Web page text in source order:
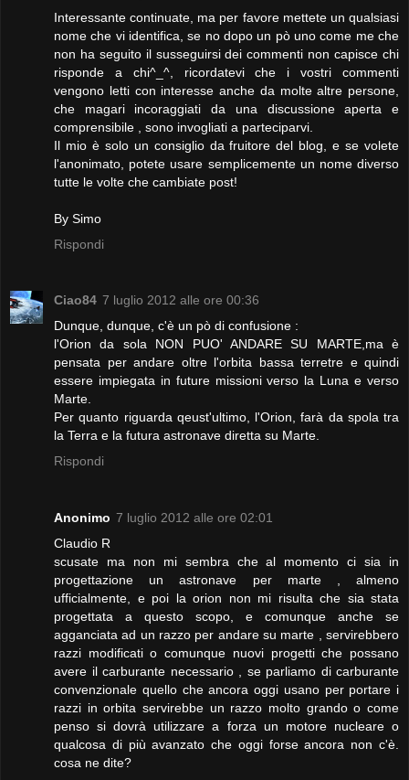
Interessante continuate, ma per favore mettete un qualsiasi
nome che vi identifica, se no dopo un pò uno come me che
non ha seguito il susseguirsi dei commenti non capisce chi
risponde a chi^_^, ricordatevi che i vostri commenti
vengono letti con interesse anche da molte altre persone,
che magari incoraggiati da una discussione aperta e
comprensibile , sono invogliati a parteciparvi.
Il mio è solo un consiglio da fruitore del blog, e se volete
l'anonimato, potete usare semplicemente un nome diverso
tutte le volte che cambiate post!
By Simo
Rispondi
Ciao84 7 luglio 2012 alle ore 00:36
Dunque, dunque, c'è un pò di confusione :
l'Orion da sola NON PUO' ANDARE SU MARTE,ma è
pensata per andare oltre l'orbita bassa terretre e quindi
essere impiegata in future missioni verso la Luna e verso
Marte.
Per quanto riguarda qeust'ultimo, l'Orion, farà da spola tra
la Terra e la futura astronave diretta su Marte.
Rispondi
Anonimo 7 luglio 2012 alle ore 02:01
Claudio R
scusate ma non mi sembra che al momento ci sia in
progettazione un astronave per marte , almeno
ufficialmente, e poi la orion non mi risulta che sia stata
progettata a questo scopo, e comunque anche se
agganciata ad un razzo per andare su marte , servirebbero
razzi modificati o comunque nuovi progetti che possano
avere il carburante necessario , se parliamo di carburante
convenzionale quello che ancora oggi usano per portare i
razzi in orbita servirebbe un razzo molto grando o come
penso si dovrà utilizzare a forza un motore nucleare o
qualcosa di più avanzato che oggi forse ancora non c'è.
cosa ne dite?